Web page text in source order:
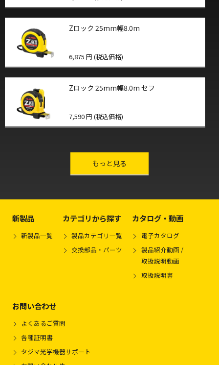
Zロック 25mm幅8.0m
6,875 円 (税込価格)
Zロック 25mm幅8.0m セフ
7,590 円 (税込価格)
もっと見る
新製品
新製品一覧
カテゴリから探す
製品カテゴリ一覧
交換部品・パーツ
カタログ・動画
電子カタログ
製品紹介動画 /
取扱説明動画
取扱説明書
お問い合わせ
よくあるご質問
各種証明書
タジマ光学機器サポート